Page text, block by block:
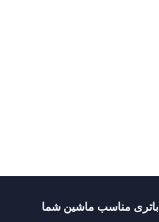
باتری مناسب ماشین شما